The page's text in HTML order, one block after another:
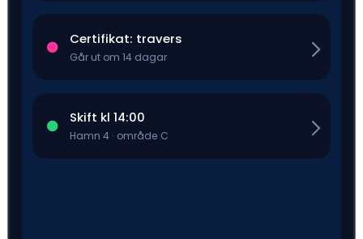
Certifikat: travers
Går ut om 14 dagar
Skift kl 14:00
Hamn 4 · område C